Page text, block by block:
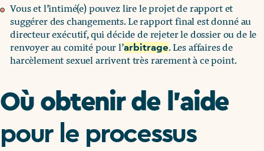
Vous et l’intimé(e) pouvez lire le projet de rapport et
suggérer des changements. Le rapport final est donné au
directeur exécutif, qui décide de rejeter le dossier ou de le
renvoyer au comité pour l’arbitrage. Les affaires de
harcèlement sexuel arrivent très rarement à ce point.
Où obtenir de l’aide
pour le processus